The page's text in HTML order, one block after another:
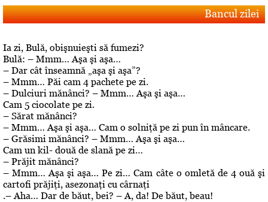
Bancul zilei
Ia zi, Bulă, obişnuieşti să fumezi?
Bulă: – Mmm… Aşa şi aşa…
– Dar cât înseamnă „aşa şi aşa”?
– Mmm… Păi cam 4 pachete pe zi.
– Dulciuri mănânci? – Mmm… Aşa şi aşa…
Cam 5 ciocolate pe zi.
– Sărat mănânci?
– Mmm… Aşa şi aşa… Cam o solniţă pe zi pun în mâncare.
– Grăsimi mănânci? – Mmm… Aşa şi aşa…
Cam un kil- două de slană pe zi…
– Prăjit mănânci?
– Mmm… Aşa şi aşa… Pe zi… Cam câte o omletă de 4 ouă şi
cartofi prăjiţi, asezonaţi cu cârnaţi
.– Aha… Dar de băut, bei? – A, da! De băut, beau!